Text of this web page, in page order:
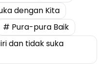
dengan Kita
# Pura-pura Baik
dan tidak suka